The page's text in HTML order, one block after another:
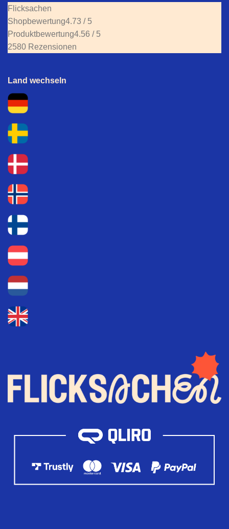
Flicksachen
Shopbewertung4.73 / 5
Produktbewertung4.56 / 5
2580 Rezensionen
Land wechseln